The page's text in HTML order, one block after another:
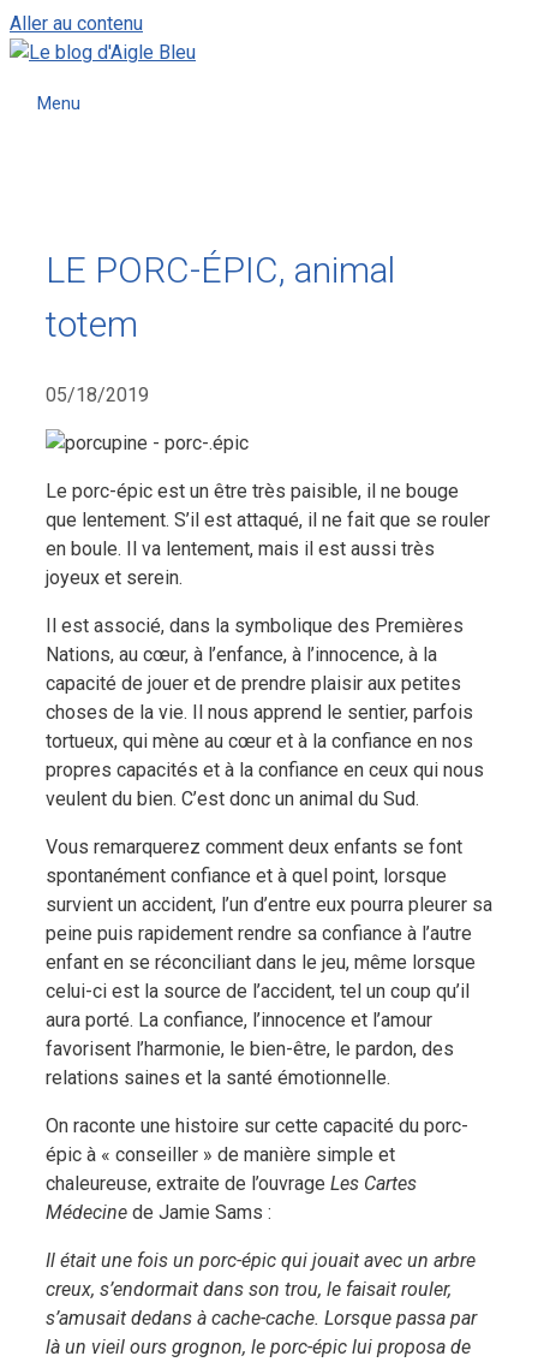
Aller au contenu
Menu
LE PORC-ÉPIC, animal
totem
05/18/2019
Le porc-épic est un être très paisible, il ne bouge
que lentement. S’il est attaqué, il ne fait que se rouler
en boule. Il va lentement, mais il est aussi très
joyeux et serein.
Il est associé, dans la symbolique des Premières
Nations, au cœur, à l’enfance, à l’innocence, à la
capacité de jouer et de prendre plaisir aux petites
choses de la vie. Il nous apprend le sentier, parfois
tortueux, qui mène au cœur et à la confiance en nos
propres capacités et à la confiance en ceux qui nous
veulent du bien. C’est donc un animal du Sud.
Vous remarquerez comment deux enfants se font
spontanément confiance et à quel point, lorsque
survient un accident, l’un d’entre eux pourra pleurer sa
peine puis rapidement rendre sa confiance à l’autre
enfant en se réconciliant dans le jeu, même lorsque
celui-ci est la source de l’accident, tel un coup qu’il
aura porté. La confiance, l’innocence et l’amour
favorisent l’harmonie, le bien-être, le pardon, des
relations saines et la santé émotionnelle.
On raconte une histoire sur cette capacité du porc-
épic à « conseiller » de manière simple et
chaleureuse, extraite de l’ouvrage Les Cartes
Médecine de Jamie Sams :
Il était une fois un porc-épic qui jouait avec un arbre
creux, s’endormait dans son trou, le faisait rouler,
s’amusait dedans à cache-cache. Lorsque passa par
là un vieil ours grognon, le porc-épic lui proposa de